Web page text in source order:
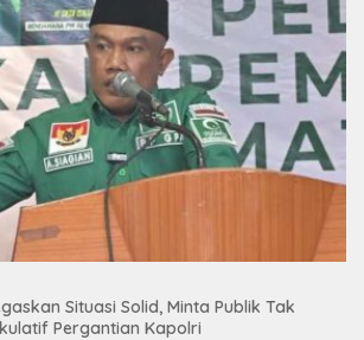
Situasi Solid, Minta Publik Tak
Pergantian Kapolri